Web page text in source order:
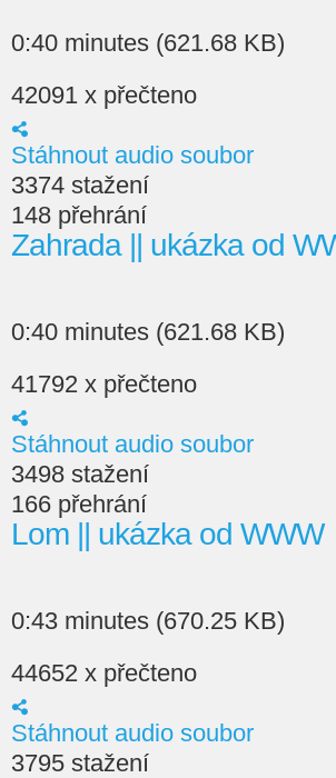
0:40 minutes (621.68 KB)
42091 x přečteno
Stáhnout audio soubor
3374 stažení
148 přehrání
Zahrada || ukázka od
0:40 minutes (621.68 KB)
41792 x přečteno
Stáhnout audio soubor
3498 stažení
166 přehrání
Lom || ukázka od WWW
0:43 minutes (670.25 KB)
44652 x přečteno
Stáhnout audio soubor
3795 stažení